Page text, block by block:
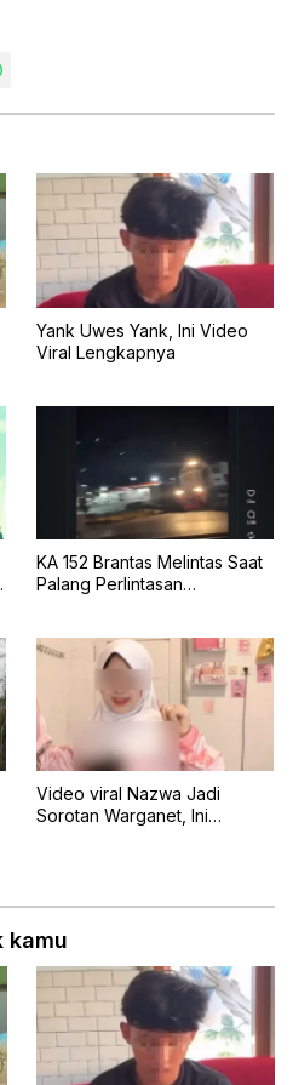
Yank Uwes Yank, Ini Video
Viral Lengkapnya
KA 152 Brantas Melintas Saat
Palang Perlintasan
Video viral Nazwa Jadi
Sorotan Warganet, Ini
kamu